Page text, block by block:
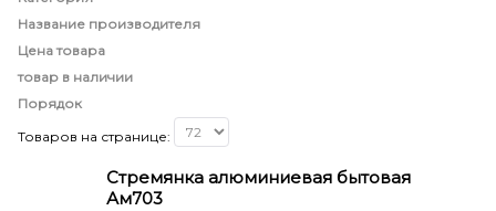
Название производителя
Цена товара
товар в наличии
Порядок
Товаров на странице:
Стремянка алюминиевая бытовая
Ам703